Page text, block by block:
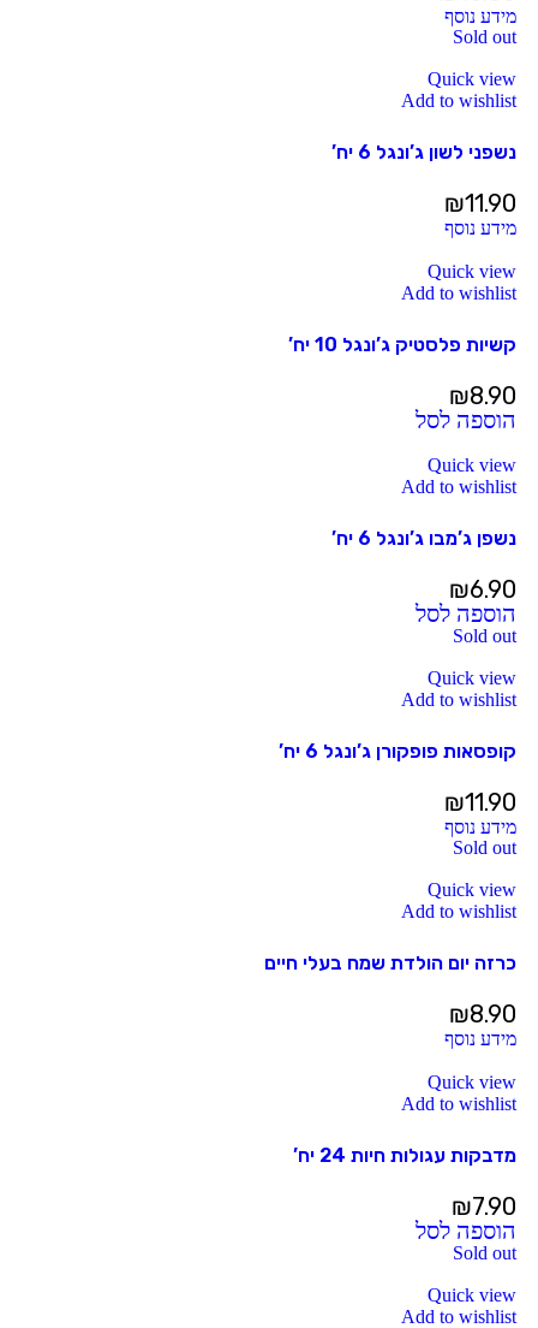
מידע נוסף
Sold out
Quick view
Add to wishlist
נשפני לשון ג’ונגל 6 יח’
₪11.90
מידע נוסף
Quick view
Add to wishlist
קשיות פלסטיק ג’ונגל 10 יח’
₪8.90
הוספה לסל
Quick view
Add to wishlist
נשפן ג’מבו ג’ונגל 6 יח’
₪6.90
הוספה לסל
Sold out
Quick view
Add to wishlist
קופסאות פופקורן ג’ונגל 6 יח’
₪11.90
מידע נוסף
Sold out
Quick view
Add to wishlist
כרזה יום הולדת שמח בעלי חיים
₪8.90
מידע נוסף
Quick view
Add to wishlist
מדבקות עגולות חיות 24 יח’
₪7.90
הוספה לסל
Sold out
Quick view
Add to wishlist